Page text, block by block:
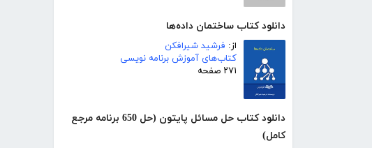
دانلود کتاب ساختمان داده‌ها
از: فرشید شیرافکن
کتاب‌های آموزش برنامه نویسی
۲۷۱ صفحه
دانلود کتاب حل مسائل پایتون (حل 650 برنامه مرجع
کامل)